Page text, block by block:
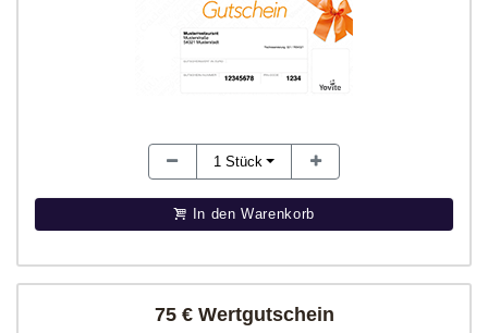
1 Stück
In den Warenkorb
75 € Wertgutschein